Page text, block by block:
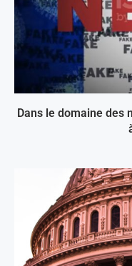
Dans le domaine des